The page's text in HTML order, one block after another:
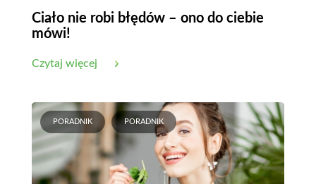
Ciało nie robi błędów – ono do ciebie
mówi!
Czytaj więcej
PORADNIK PORADNIK